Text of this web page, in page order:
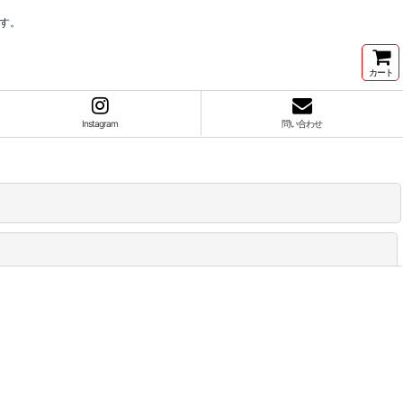
。
カート
Instagram 問い合わせ